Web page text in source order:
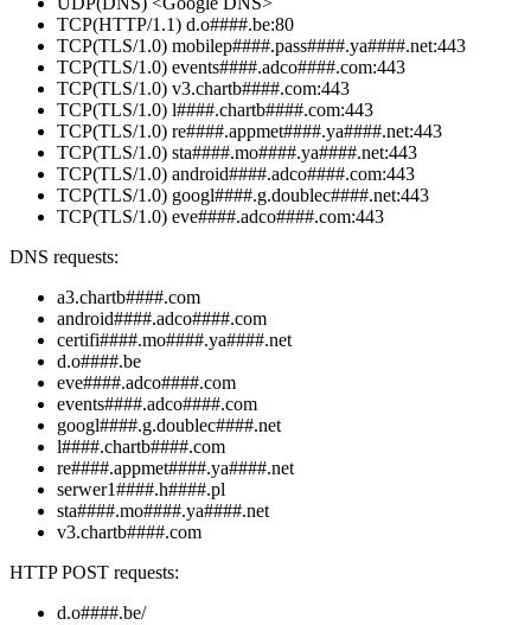
TCP(HTTP/1.1) d.o####.be:80
TCP(TLS/1.0) mobilep####.pass####.ya####.net:443
TCP(TLS/1.0) events####.adco####.com:443
TCP(TLS/1.0) v3.chartb####.com:443
TCP(TLS/1.0) l####.chartb####.com:443
TCP(TLS/1.0) re####.appmet####.ya####.net:443
TCP(TLS/1.0) sta####.mo####.ya####.net:443
TCP(TLS/1.0) android####.adco####.com:443
TCP(TLS/1.0) googl####.g.doublec####.net:443
TCP(TLS/1.0) eve####.adco####.com:443
DNS requests:
a3.chartb####.com
android####.adco####.com
certifi####.mo####.ya####.net
d.o####.be
eve####.adco####.com
events####.adco####.com
googl####.g.doublec####.net
l####.chartb####.com
re####.appmet####.ya####.net
serwer1####.h####.pl
sta####.mo####.ya####.net
v3.chartb####.com
HTTP POST requests:
d.o####.be/